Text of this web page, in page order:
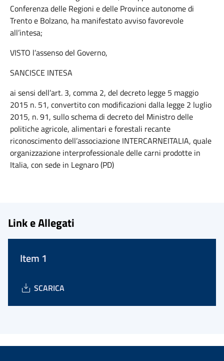
Conferenza delle Regioni e delle Province autonome di
Trento e Bolzano, ha manifestato avviso favorevole
all’intesa;
VISTO l’assenso del Governo,
SANCISCE INTESA
ai sensi dell’art. 3, comma 2, del decreto legge 5 maggio
2015 n. 51, convertito con modificazioni dalla legge 2 luglio
2015, n. 91, sullo schema di decreto del Ministro delle
politiche agricole, alimentari e forestali recante
riconoscimento dell’associazione INTERCARNEITALIA, quale
organizzazione interprofessionale delle carni prodotte in
Italia, con sede in Legnaro (PD)
Link e Allegati
Item 1
SCARICA